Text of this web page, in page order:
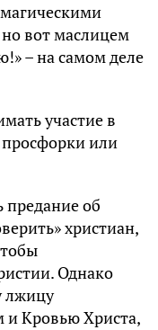
магическими
вот маслицем
– на самом деле
участие в
или
предание об
христиан,
Однако
лжицу
и Кровью Христа,